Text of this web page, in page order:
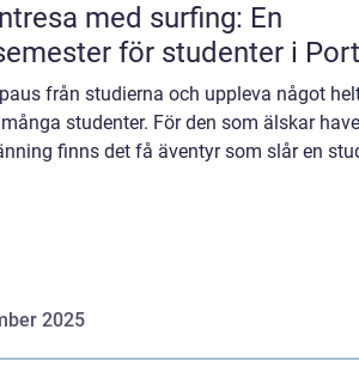
med surfing: En
för studenter i
från studierna och uppleva något
studenter. För den som älskar
finns det få äventyr som slår en
2025